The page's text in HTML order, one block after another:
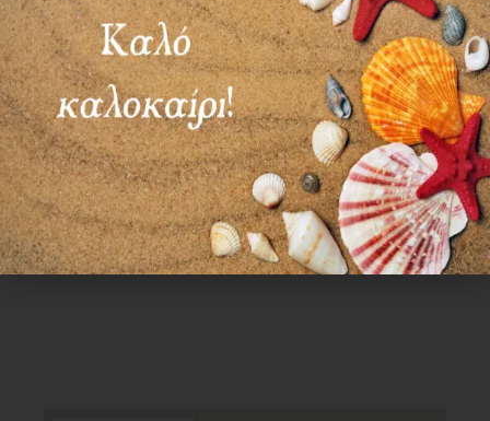
Χρήσιμα Links
Όροι Χρήσης
Πολιτική απορρήτου
Τρόποι πληρωμής
Τρόποι αποστολής